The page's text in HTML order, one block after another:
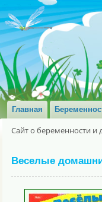
Главная
Сайт о беременности и
Веселые